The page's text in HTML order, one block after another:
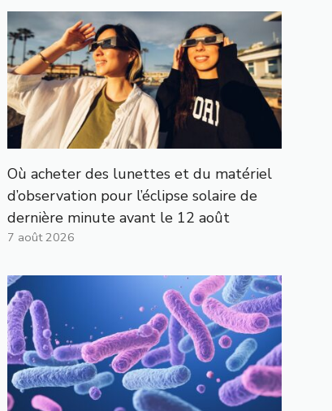
Où acheter des lunettes et du matériel
d’observation pour l’éclipse solaire de
dernière minute avant le 12 août
7 août 2026